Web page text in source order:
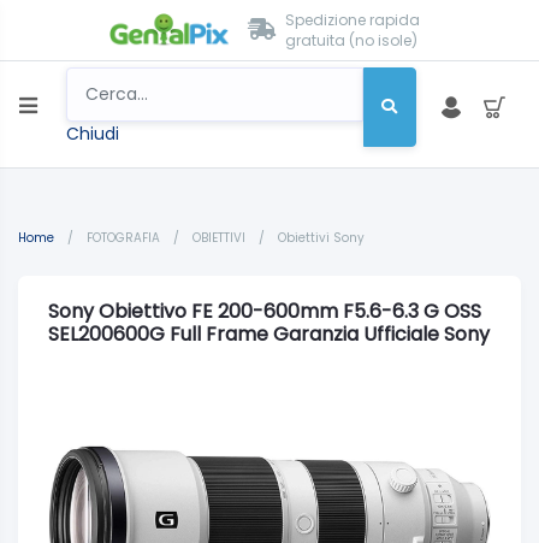
Spedizione rapida
gratuita (no isole)
Chiudi
Home / FOTOGRAFIA / OBIETTIVI / Obiettivi Sony
Sony Obiettivo FE 200-600mm F5.6-6.3 G OSS
SEL200600G Full Frame Garanzia Ufficiale Sony